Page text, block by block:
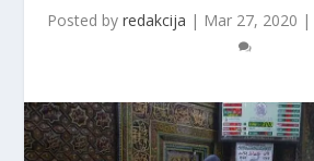
Posted by redakcija | Mar 27, 2020 |